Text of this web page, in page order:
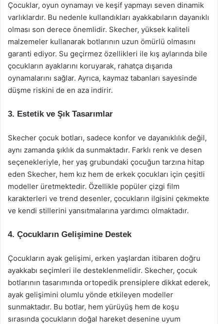
Çocuklar, oyun oynamayı ve keşif yapmayı seven dinamik
varlıklardır. Bu nedenle kullandıkları ayakkabıların dayanıklı
olması son derece önemlidir. Skecher, yüksek kaliteli
malzemeler kullanarak botlarının uzun ömürlü olmasını
garanti ediyor. Su geçirmez özellikleri ile kış aylarında bile
çocukların ayaklarını koruyarak, rahatça dışarıda
oynamalarını sağlar. Ayrıca, kaymaz tabanları sayesinde
düşme riskini de en aza indirir.
3. Estetik ve Şık Tasarımlar
Skecher çocuk botları, sadece konfor ve dayanıklılık değil,
aynı zamanda şıklık da sunmaktadır. Farklı renk ve desen
seçenekleriyle, her yaş grubundaki çocuğun tarzına hitap
eden Skecher, hem kız hem de erkek çocukları için çeşitli
modeller üretmektedir. Özellikle popüler çizgi film
karakterleri ve trend desenler, çocukların ilgisini çekmekte
ve kendi stillerini yansıtmalarına yardımcı olmaktadır.
4. Çocukların Gelişimine Destek
Çocukların ayak gelişimi, erken yaşlardan itibaren doğru
ayakkabı seçimleri ile desteklenmelidir. Skecher, çocuk
botlarının tasarımında ortopedik prensiplere dikkat ederek,
ayak gelişimini olumlu yönde etkileyen modeller
sunmaktadır. Bu botlar, hem yürüyüş hem de koşu
sırasında çocukların doğal hareket desenine uyum